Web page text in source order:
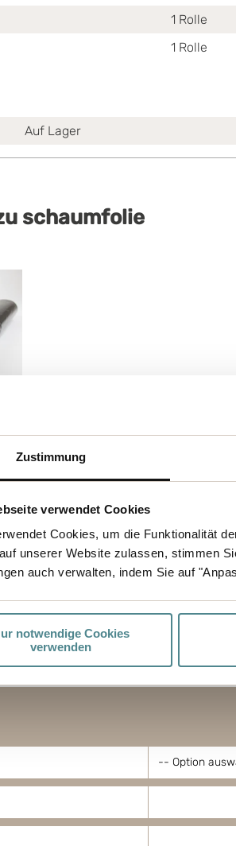
Zustimmung
verwendet Cookies
Cookies, um die Funktionalität
unserer Website zulassen, stimmen
auch verwalten, indem Sie auf
notwendige Cookies
verwenden
1 Rolle
1 Rolle
Auf Lager
schaumfolie
Dichte.
Lagerung im
Säcke.